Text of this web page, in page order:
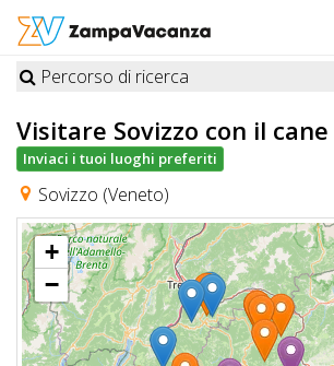
STRUTTURE
A
DOG
LUOGHI
A
DOG
Percorso di ricerca
Visitare Sovizzo con il cane
Inviaci i tuoi luoghi preferiti
Sovizzo (Veneto)
+
−